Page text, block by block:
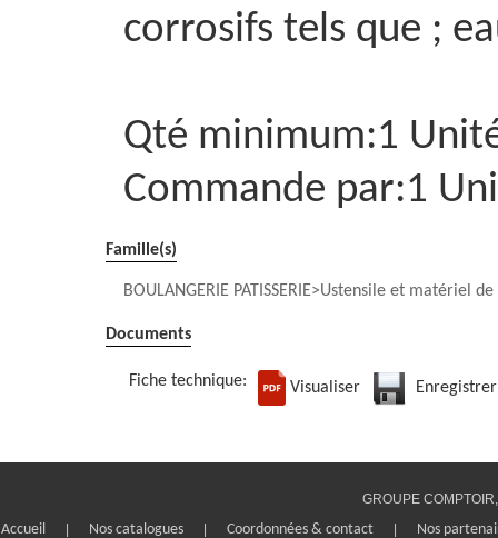
corrosifs tels que ;
Qté minimum:1
Commande par:1
Famille(s)
BOULANGERIE PATISSERIE Ustensile et matériel
Documents
Fiche technique: Visualiser Enregistrer
GROUPE
Accueil Nos catalogues Coordonnées & contact Nos